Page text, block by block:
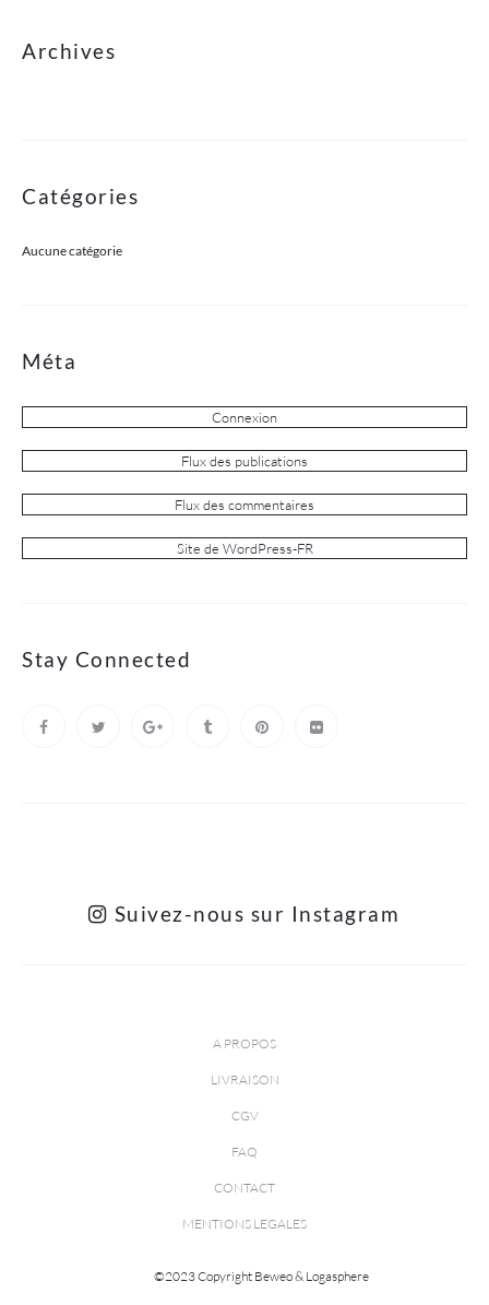
Archives
Catégories
Aucune catégorie
Méta
Connexion
Flux des publications
Flux des commentaires
Site de WordPress-FR
Stay Connected
Suivez-nous sur Instagram
A PROPOS
LIVRAISON
CGV
FAQ
CONTACT
MENTIONS LEGALES
©2023 Copyright Beweo & Logasphere